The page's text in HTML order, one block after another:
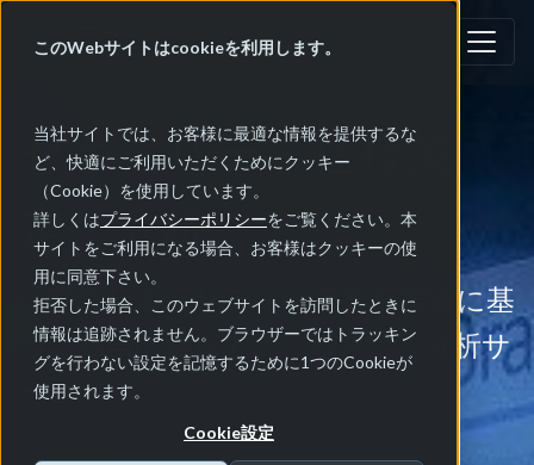
このWebサイトはcookieを利用します。
当社サイトでは、お客様に最適な情報を提供するな
ど、快適にご利用いただくためにクッキー
（Cookie）を使用しています。
詳しくはプライバシーポリシーをご覧ください。本
サイトをご利用になる場合、お客様はクッキーの使
用に同意下さい。
拒否した場合、このウェブサイトを訪問したときに
情報は追跡されません。ブラウザーではトラッキン
グを行わない設定を記憶するために1つのCookieが
使用されます。
Cookie設定
セキュリティ仕様策
定・分析
自動車セキュリティの豊富な実績に基
づく独自の観点での仕様策定・分析サ
ービス